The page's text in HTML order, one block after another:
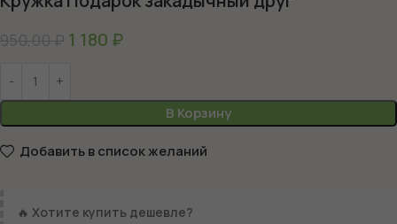
950,00₽ 1 180 ₽
В Корзину
Добавить в список желаний
🔥 Хотите купить дешевле?